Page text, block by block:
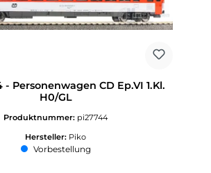
- Personenwagen CD Ep.VI 1.Kl.
H0/GL
Produktnummer: pi27744
Hersteller: Piko
Vorbestellung